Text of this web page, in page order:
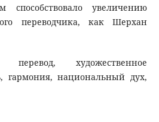
способствовало увеличению
переводчика, как Шерхан
перевод, художественное
гармония, национальный дух,